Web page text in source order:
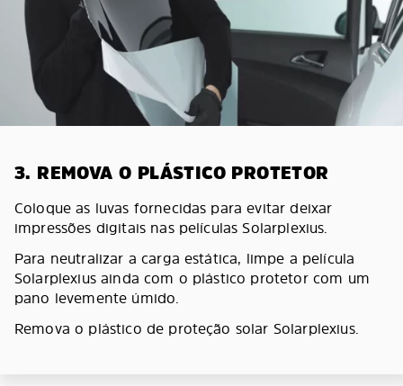
3. REMOVA O PLÁSTICO PROTETOR
Coloque as luvas fornecidas para evitar deixar
impressões digitais nas películas Solarplexius.
Para neutralizar a carga estática, limpe a película
Solarplexius ainda com o plástico protetor com um
pano levemente úmido.
Remova o plástico de proteção solar Solarplexius.